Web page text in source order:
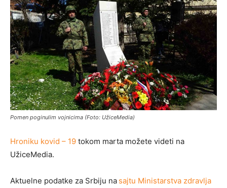
Pomen poginulim vojnicima (Foto: UžiceMedia)
Hroniku kovid – 19 tokom marta možete videti na
UžiceMedia.
Aktuelne podatke za Srbiju na sajtu Ministarstva zdravlja